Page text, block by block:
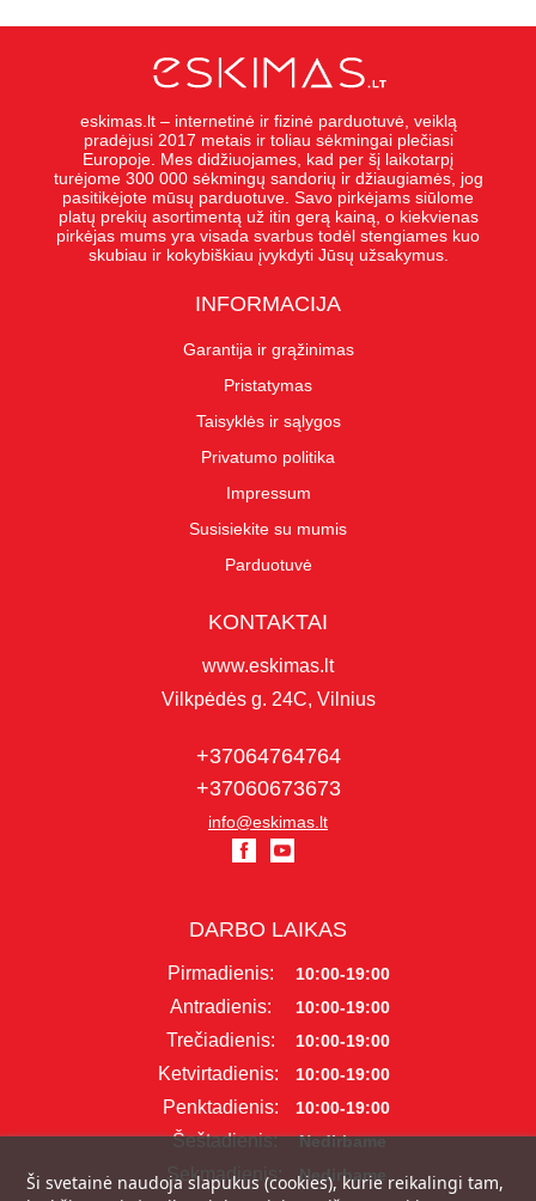
eskimas.lt – internetinė ir fizinė parduotuvė, veiklą
pradėjusi 2017 metais ir toliau sėkmingai plečiasi
Europoje. Mes didžiuojames, kad per šį laikotarpį
turėjome 300 000 sėkmingų sandorių ir džiaugiamės, jog
pasitikėjote mūsų parduotuve. Savo pirkėjams siūlome
platų prekių asortimentą už itin gerą kainą, o kiekvienas
pirkėjas mums yra visada svarbus todėl stengiames kuo
skubiau ir kokybiškiau įvykdyti Jūsų užsakymus.
INFORMACIJA
Garantija ir grąžinimas
Pristatymas
Taisyklės ir sąlygos
Privatumo politika
Impressum
Susisiekite su mumis
Parduotuvė
KONTAKTAI
www.eskimas.lt
Vilkpėdės g. 24C, Vilnius
+37064764764
+37060673673
info@eskimas.lt
DARBO LAIKAS
Pirmadienis: 10:00-19:00
Antradienis: 10:00-19:00
Trečiadienis: 10:00-19:00
Ketvirtadienis: 10:00-19:00
Penktadienis: 10:00-19:00
Šeštadienis: Nedirbame
Sekmadienis: Nedirbame
Ši svetainė naudoja slapukus (cookies), kurie reikalingi tam,